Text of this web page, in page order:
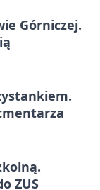
Górniczej.
ZUS